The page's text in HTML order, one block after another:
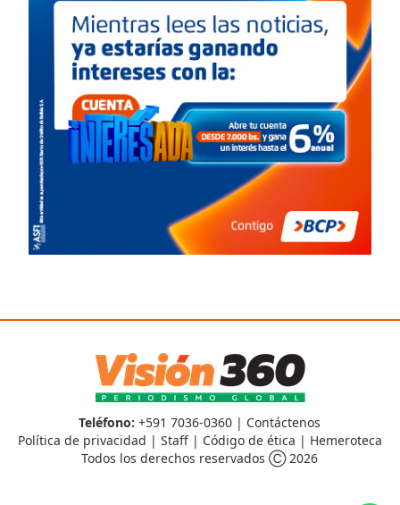
Teléfono: +591 7036-0360 | Contáctenos
Política de privacidad | Staff| Código de ética | Hemeroteca
Todos los derechos reservados Ⓒ 2026